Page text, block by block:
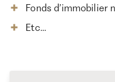
Fonds d’immobilier
Etc…